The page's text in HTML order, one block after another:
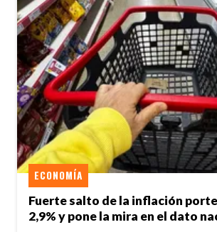
Fuerte salto de la inflación
2,9% y pone la mira en el dato
ECONOMÍA